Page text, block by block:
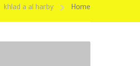
Home
khlad a al harby